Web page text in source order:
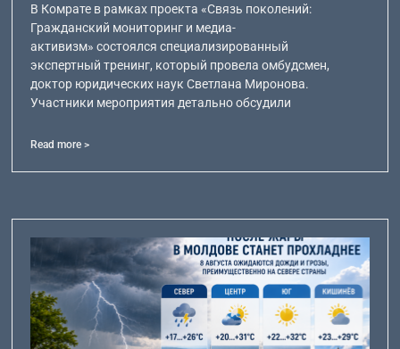
В Комрате в рамках проекта «Связь поколений:
Гражданский мониторинг и медиа-
активизм» состоялся специализированный
экспертный тренинг, который провела омбудсмен,
доктор юридических наук Светлана Миронова.
Участники мероприятия детально обсудили
Read more >